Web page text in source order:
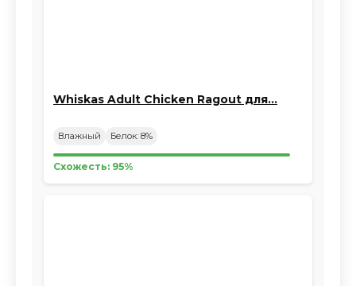
Whiskas Adult Chicken Ragout для…
Влажный Белок: 8%
Схожесть: 95%